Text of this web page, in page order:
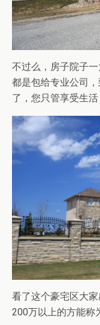
不过么，房子院子
都是包给专业公司
了，您只管享受生
看了这个豪宅区大
200万以上的方能称